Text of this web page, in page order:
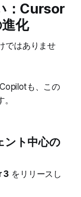
：Cursor
化
ではありませ
も、この
ント中心の
3 をリリースし